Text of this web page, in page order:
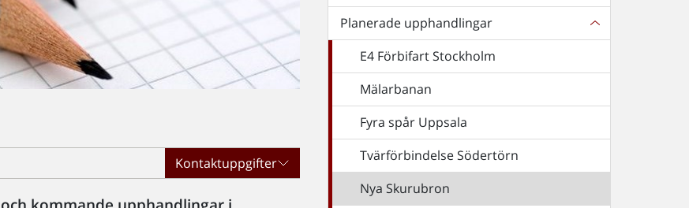
Kontaktuppgifter
Planerade upphandlingar
E4 Förbifart Stockholm
Mälarbanan
Fyra spår Uppsala
Tvärförbindelse Södertörn
Nya Skurubron